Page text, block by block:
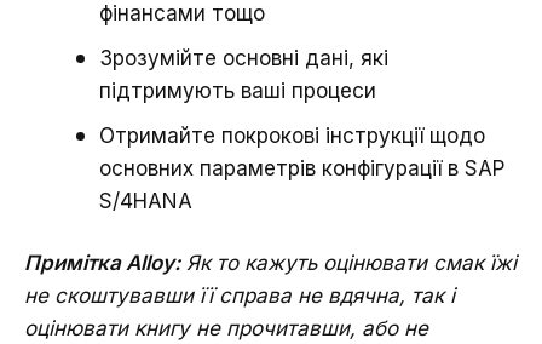
фінансами тощо
Зрозумійте основні дані, які
підтримують ваші процеси
Отримайте покрокові інструкції щодо
основних параметрів конфігурації в SAP
S/4HANA
Примітка Alloy:Як то кажуть оцінювати смак їжі
не скоштувавши її справа не вдячна, так і
оцінювати книгу не прочитавши, або не